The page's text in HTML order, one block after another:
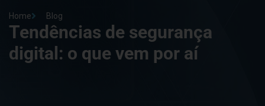
Home Blog
Tendências de segurança
digital: o que vem por aí